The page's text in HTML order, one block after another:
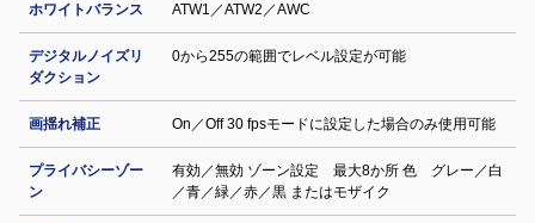
ホワイトバランス ATW1／ATW2／AWC
デジタルノイズリ
ダクション
0から255の範囲でレベル設定が可能
画揺れ補正 On／Off 30 fpsモードに設定した場合のみ使用可能
プライバシーゾー
ン
有効／無効 ゾーン設定 最大8か所 色 グレー／白
／青／緑／赤／黒 またはモザイク